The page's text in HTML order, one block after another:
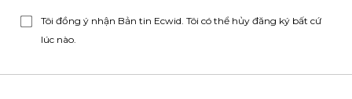
Tôi đồng ý nhận Bản tin Ecwid. Tôi có thể hủy đăng ký bất cứ
lúc nào.